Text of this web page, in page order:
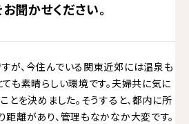
聞かせください。
が、今住んでいる関東近郊には温泉も
ても素晴らしい環境です。夫婦共に気に
とを決めました。そうすると、都内に所
距離があり、管理もなかなか大変です。